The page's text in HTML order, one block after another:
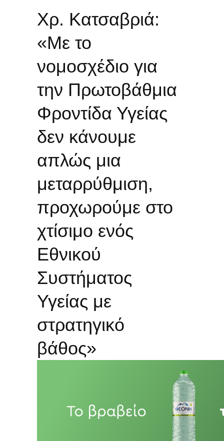
Χρ. Κατσαβριά:
«Με το
νομοσχέδιο για
την Πρωτοβάθμια
Φροντίδα Υγείας
δεν κάνουμε
απλώς μια
μεταρρύθμιση,
προχωρούμε στο
χτίσιμο ενός
Εθνικού
Συστήματος
Υγείας με
στρατηγικό
βάθος»